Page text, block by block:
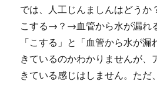
では、人工じんましんはどうか
こする→？→血管から水が漏れ
「こする」と「血管から水が
きているのかわかりませんが、
きている感じはしません。ただ